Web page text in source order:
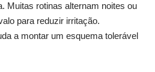
Muitas rotinas alternam noites ou
para reduzir irritação.
a montar um esquema tolerável